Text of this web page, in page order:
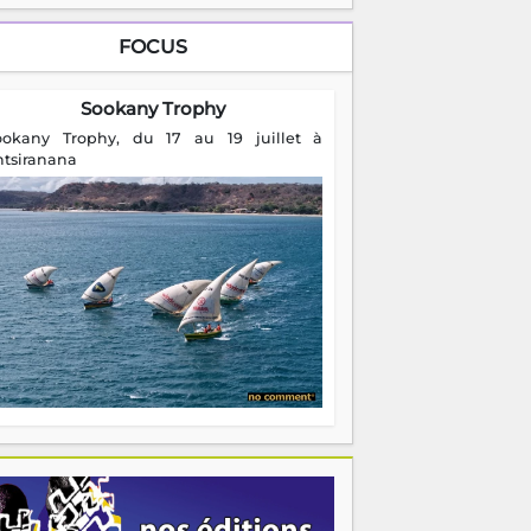
FOCUS
Sookany Trophy
Trophy, du 17 au 19 juillet à